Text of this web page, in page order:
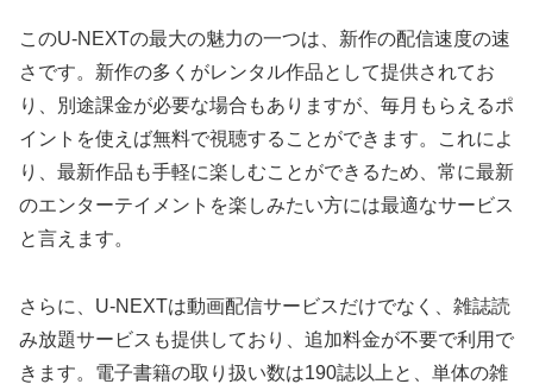
このU-NEXTの最大の魅力の一つは、新作の配信速度の速
さです。新作の多くがレンタル作品として提供されてお
り、別途課金が必要な場合もありますが、毎月もらえるポ
イントを使えば無料で視聴することができます。これによ
り、最新作品も手軽に楽しむことができるため、常に最新
のエンターテイメントを楽しみたい方には最適なサービス
と言えます。
さらに、U-NEXTは動画配信サービスだけでなく、雑誌読
み放題サービスも提供しており、追加料金が不要で利用で
きます。電子書籍の取り扱い数は190誌以上と、単体の雑